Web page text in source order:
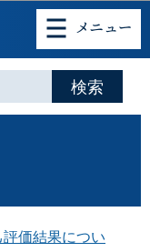
動
価結果につい